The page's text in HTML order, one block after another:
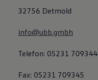
32756 Detmold
info@ubb.gmbh
Telefon: 05231 709344
Fax: 05231 709345